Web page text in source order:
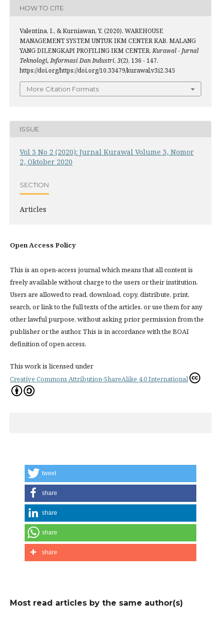
HOW TO CITE
Valentina, I., & Kurniawan, Y. (2020). WAREHOUSE
MANAGEMENT SYSTEM UNTUK IKM CENTER KAB. MALANG
YANG DILENGKAPI PROFILING IKM CENTER.Kurawal - Jurnal
Teknologi, Informasi Dan Industri, 3(2), 136 - 147.
https://doi.org/https://doi.org/10.33479/kurawal.v3i2.345
More Citation Formats
ISSUE
Vol 3 No 2 (2020): Jurnal Kurawal Volume 3, Nomor
2, Oktober 2020
SECTION
Articles
Open Access Policy
This is an open-access journal which means that all content is
freely available without charge to the users or their institution.
Users are allowed to read, download, copy, distribute, print,
search, or link to the full texts of the articles, or use them for any
other lawful purpose, without asking prior permission from the
publisher or the author. This is in accordance with the BOAI
definition of open access.
This work is licensed under
Creative Commons Attribution-ShareAlike 4.0 International
tweet
share
share
share
share
Most read articles by the same author(s)